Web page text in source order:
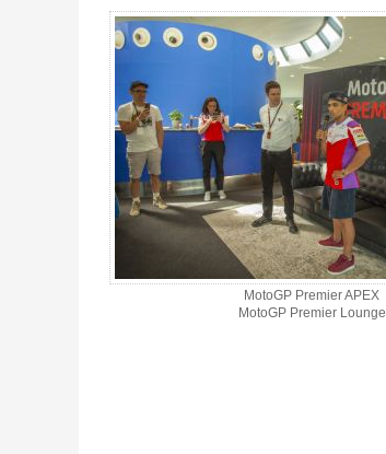
MotoGP Premier APEX
MotoGP Premier Lounge